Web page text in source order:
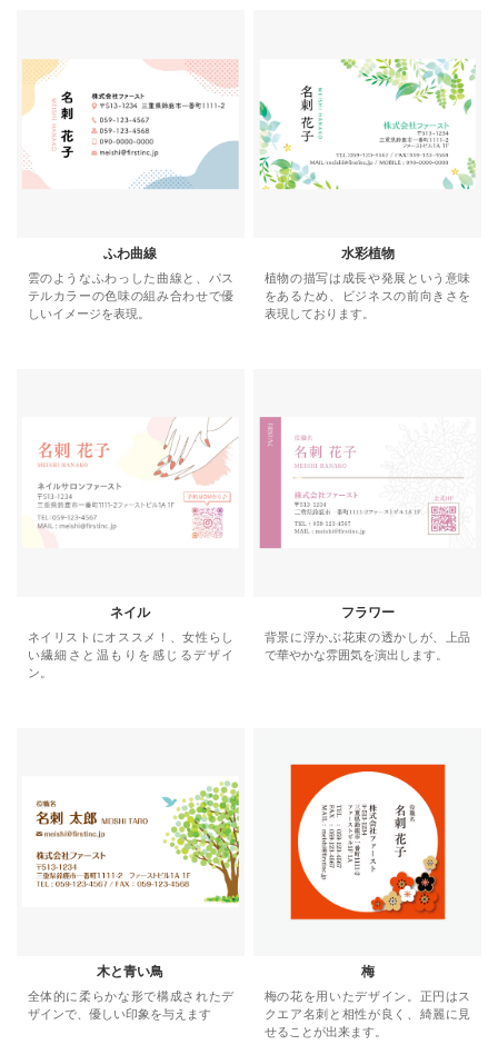
ふわ曲線
雲のようなふわっした曲線と、パス
テルカラーの色味の組み合わせで優
しいイメージを表現。
水彩植物
植物の描写は成長や発展という意味
をあるため、ビジネスの前向きさを
表現しております。
ネイル
ネイリストにオススメ！、女性らし
い繊細さと温もりを感じるデザイ
ン。
フラワー
背景に浮かぶ花束の透かしが、上品
で華やかな雰囲気を演出します。
木と青い鳥
全体的に柔らかな形で構成されたデ
ザインで、優しい印象を与えます
梅
梅の花を用いたデザイン。正円はス
クエア名刺と相性が良く、綺麗に見
せることが出来ます。